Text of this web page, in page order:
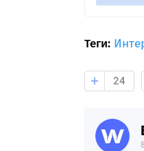
Теги:
24